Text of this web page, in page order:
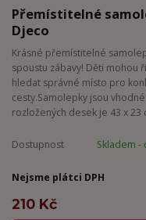
Přemístitelné
Djeco
Krásné přemístitelné
spoustu zábavy! Děti mohou
hledat správné místo pro
cesty.Samolepky jsou
rozložených desek je 43 x 23
Dostupnost Skladem
Nejsme plátci DPH
210 Kč